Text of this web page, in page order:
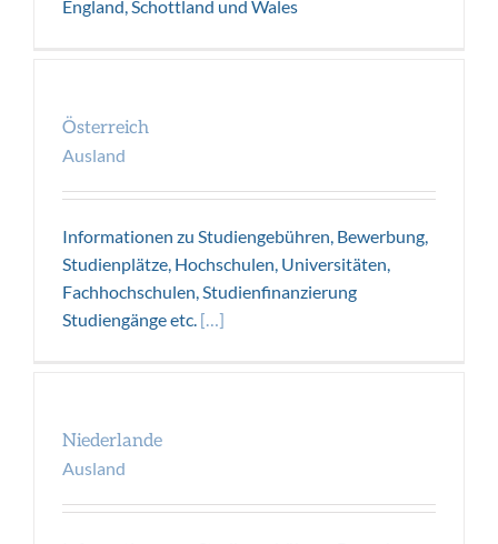
England, Schottland und Wales
AuslandÖsterreich
Ausland
Informationen zu Studiengebühren, Bewerbung,
Studienplätze, Hochschulen, Universitäten,
Fachhochschulen, Studienfinanzierung
Studiengänge etc. […]
AuslandNiederlande
Ausland